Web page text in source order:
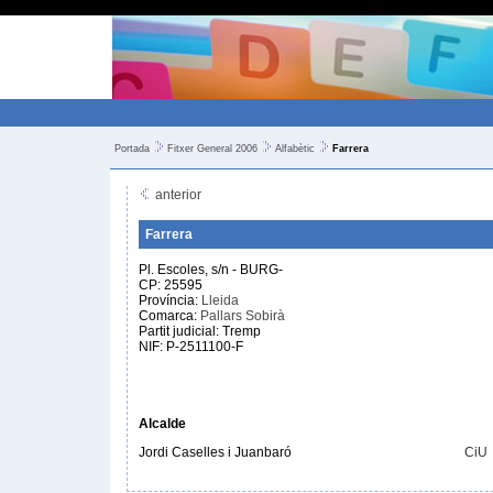
Portada Fitxer General 2006 Alfabètic Farrera
anterior
Farrera
Pl. Escoles, s/n - BURG-
CP: 25595
Província: Lleida
Comarca: Pallars Sobirà
Partit judicial: Tremp
NIF: P-2511100-F
Alcalde
Jordi Caselles i Juanbaró
CiU